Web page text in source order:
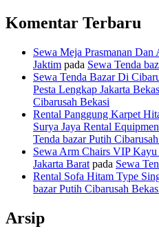
Komentar Terbaru
Sewa Meja Prasmanan
Jaktim pada Sewa Tenda
Sewa Tenda Bazar Di
Pesta Lengkap Jakarta
Cibarusah Bekasi
Rental Panggung Karpet
Surya Jaya Rental
Tenda bazar Putih
Sewa Arm Chairs VIP
Jakarta Barat pada Sewa
Rental Sofa Hitam Type
bazar Putih Cibarusah
Arsip